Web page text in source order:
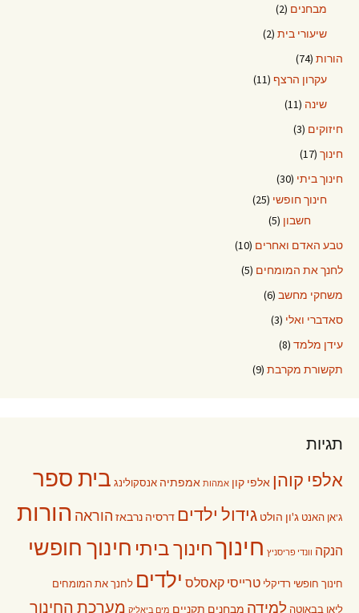
מבחנים (2)
שיעורי בית (2)
הורות (74)
עקרון הרצף (11)
שינה (11)
חיזוקים (3)
חינוך (17)
חינוך ביתי (30)
חינוך חופשי (25)
חשבון (5)
טבע האדם ואחרים (10)
לחנך את המומחים (5)
משחקי מחשב (6)
סאדברי ואלי (3)
עידן מלמד (8)
תקשורת מקרבת (9)
תגיות
אלפי קוהן אלפי קון אמהות אמפתיה אנסקולינג בית ספר
ג'אן האנט ג'ון הולט גידול ילדים דרסיה נרבאז הוראה הורות
הנקה וונדי פריסניץ חינוךחינוך ביתי חינוך חופשי
חינוך חופשי רדיקלי טרייסי קאסלס ילדים לחנך את המומחים
ליאו בבאוטה למידה מבחנים תקניים מים ביאליק מערכת החינוך